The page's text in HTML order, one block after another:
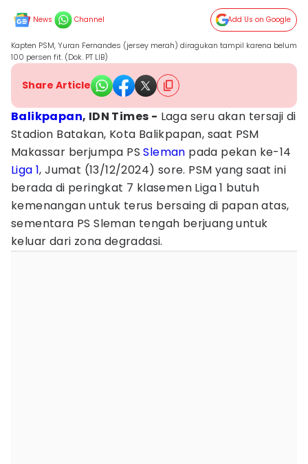
News Channel Add Us on Google
Kapten PSM, Yuran Fernandes (jersey merah) diragukan tampil karena belum
100 persen fit. (Dok. PT LIB)
Share Article
Balikpapan, IDN Times - Laga seru akan tersaji di
Stadion Batakan, Kota Balikpapan, saat PSM
Makassar berjumpa PSSleman pada pekan ke-14
Liga 1, Jumat (13/12/2024) sore. PSM yang saat ini
berada di peringkat 7 klasemen Liga 1 butuh
kemenangan untuk terus bersaing di papan atas,
sementara PS Sleman tengah berjuang untuk
keluar dari zona degradasi.